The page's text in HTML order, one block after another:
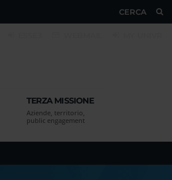
CERCA
TERZA MISSIONE
Aziende, territorio,
public engagement